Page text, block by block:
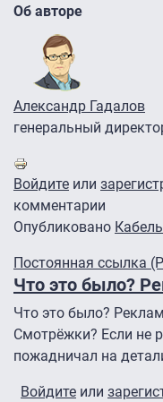
Об авторе
Александр Гадалов
генеральный
Войдите или
комментарии
Опубликовано
Постоянная ссылка
Что это было?
Что это было?
Смотрёжки? Если не
пожадничал на
Войдите или